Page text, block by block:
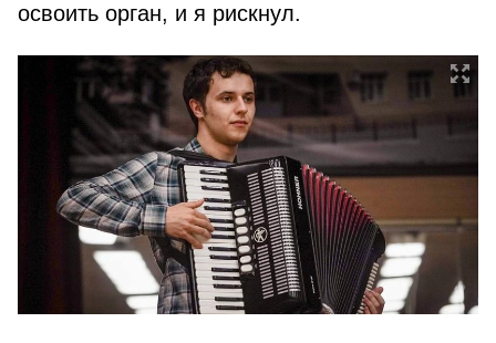
освоить орган, и я рискнул.